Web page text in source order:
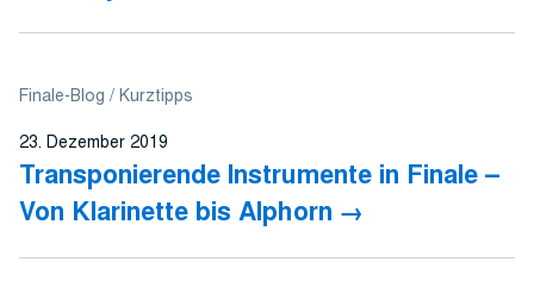
Finale-Blog
Kurztipps
23. Dezember 2019
Transponierende Instrumente in Finale –
Von Klarinette bis Alphorn